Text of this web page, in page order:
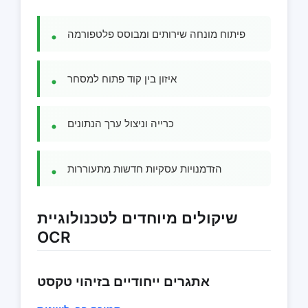
פיתוח מונחה שירותים ומבוסס פלטפורמה
איזון בין קוד פתוח למסחר
כרייה וניצול ערך הנתונים
הזדמנויות עסקיות חדשות מתעוררות
שיקולים מיוחדים לטכנולוגיית
OCR
אתגרים ייחודיים בזיהוי טקסט